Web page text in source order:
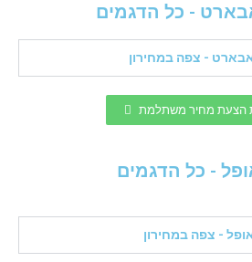
- כל הדגמים
- צפה במחירון
הצעת מחיר משתלמת
- כל הדגמים
- צפה במחירון